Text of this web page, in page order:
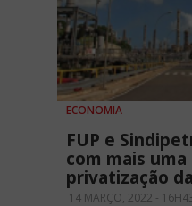
ECONOMIA
FUP e
com mais
privatização
14 MARÇO, 2022 -